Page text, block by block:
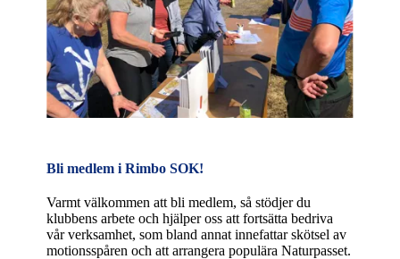
Bli medlem i Rimbo SOK!
Varmt välkommen att bli medlem, så stödjer du
klubbens arbete och hjälper oss att fortsätta bedriva
vår verksamhet, som bland annat innefattar skötsel av
motionsspåren och att arrangera populära Naturpasset.